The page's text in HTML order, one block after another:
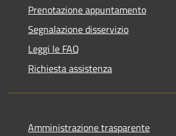
Prenotazione appuntamento
Segnalazione disservizio
Leggi le FAQ
Richiesta assistenza
Amministrazione trasparente